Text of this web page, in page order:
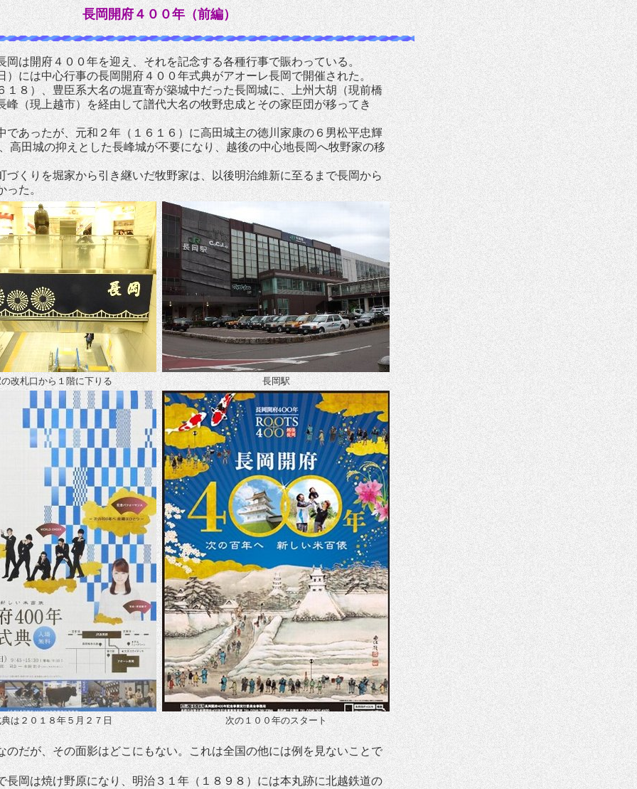
長岡開府４００年（前編）
岡は開府４００年を迎え、それを記念する各種行事で賑わっている。
）には中心行事の長岡開府４００年式典がアオーレ長岡で開催された。
１８）、豊臣系大名の堀直寄が築城中だった長岡城に、上州大胡（現前橋
峰（現上越市）を経由して譜代大名の牧野忠成とその家臣団が移ってき
であったが、元和２年（１６１６）に高田城主の徳川家康の６男松平忠輝
高田城の抑えとした長峰城が不要になり、越後の中心地長岡へ牧野家の移
づくりを堀家から引き継いだ牧野家は、以後明治維新に至るまで長岡から
った。
改札口から１階に下りる 長岡駅
は２０１８年５月２７日 次の１００年のスタート
のだが、その面影はどこにもない。これは全国の他には例を見ないことで
長岡は焼け野原になり、明治３１年（１８９８）には本丸跡に北越鉄道の